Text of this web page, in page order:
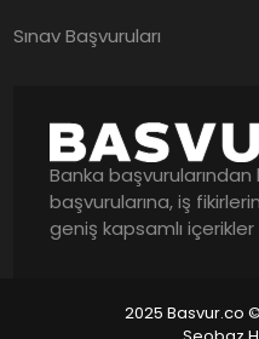
Sınav Başvuruları
Banka başvurularından
başvurularına, iş
geniş kapsamlı
2025 Basvur.co ©